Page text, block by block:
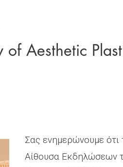
Aesthetic
Σας ενημερώνουμε ότι
Αίθουσα Εκδηλώσεων